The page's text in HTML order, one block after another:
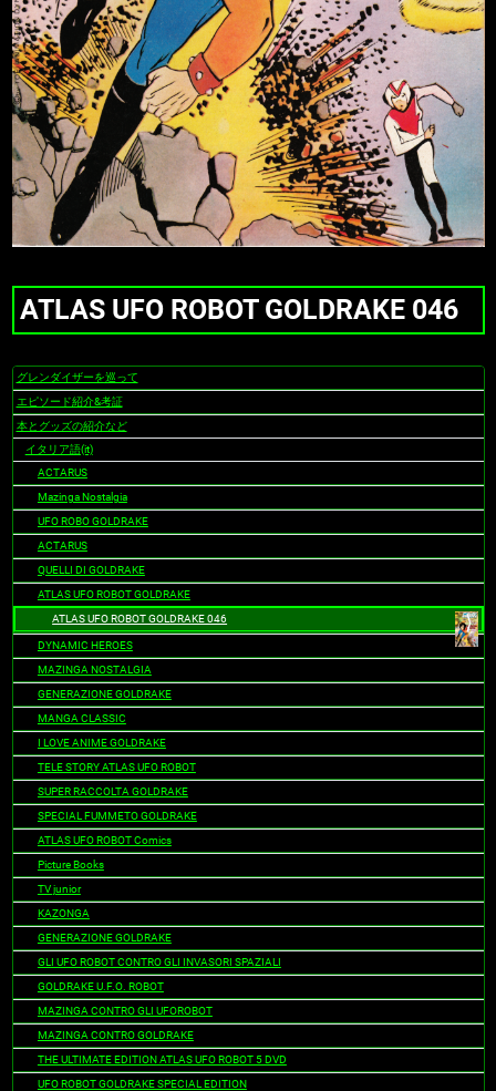
ATLAS UFO ROBOT GOLDRAKE 046
ナ
ビ
ゲ
シ
ョ
ン
グレンダイザーを巡って
エピソード紹介&考証
本とグッズの紹介など
イタリア語(it)
ACTARUS
Mazinga Nostalgia
UFO ROBO GOLDRAKE
ACTARUS
QUELLI DI GOLDRAKE
ATLAS UFO ROBOT GOLDRAKE
ATLAS UFO ROBOT GOLDRAKE 046
DYNAMIC HEROES
MAZINGA NOSTALGIA
GENERAZIONE GOLDRAKE
MANGA CLASSIC
I LOVE ANIME GOLDRAKE
TELE STORY ATLAS UFO ROBOT
SUPER RACCOLTA GOLDRAKE
SPECIAL FUMMETO GOLDRAKE
ATLAS UFO ROBOT Comics
Picture Books
TV junior
KAZONGA
GENERAZIONE GOLDRAKE
GLI UFO ROBOT CONTRO GLI INVASORI SPAZIALI
GOLDRAKE U.F.O. ROBOT
MAZINGA CONTRO GLI UFOROBOT
MAZINGA CONTRO GOLDRAKE
THE ULTIMATE EDITION ATLAS UFO ROBOT 5 DVD
UFO ROBOT GOLDRAKE SPECIAL EDITION